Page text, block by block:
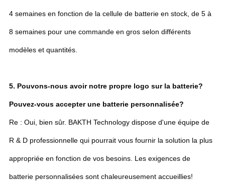
4 semaines en fonction de la cellule de batterie en stock, de 5 à
8 semaines pour une commande en gros selon différents
modèles et quantités.
5. Pouvons-nous avoir notre propre logo sur la batterie?
Pouvez-vous accepter une batterie personnalisée?
Re : Oui, bien sûr. BAKTH Technology dispose d'une équipe de
R & D professionnelle qui pourrait vous fournir la solution la plus
appropriée en fonction de vos besoins. Les exigences de
batterie personnalisées sont chaleureusement accueillies!